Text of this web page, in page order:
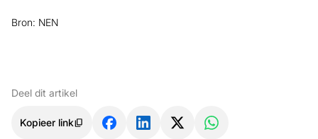
Bron: NEN
Deel dit artikel
Kopieer link